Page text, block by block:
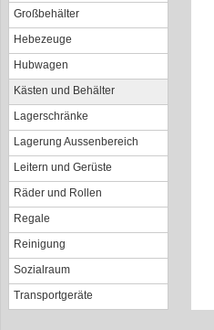
Großbehälter
Hebezeuge
Hubwagen
Kästen und Behälter
Lagerschränke
Lagerung Aussenbereich
Leitern und Gerüste
Räder und Rollen
Regale
Reinigung
Sozialraum
Transportgeräte